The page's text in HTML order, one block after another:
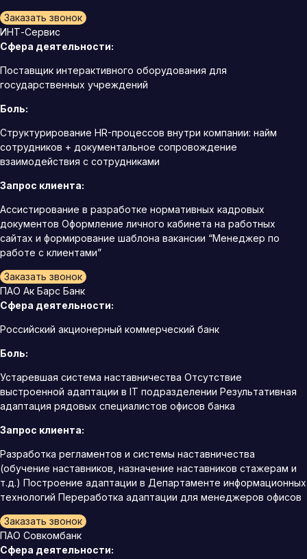
Заказать звонок
ИНТ-Сервис
Сфера деятельности:
Поставщик интерактивного оборудования для
государственных учреждений
Боль:
Структурирование HR-процессов внутри компании: найм
сотрудников + документальное сопровождение
взаимодействия с сотрудниками
Запрос клиента:
Ассистирование в разработке нормативных кадровых
документов Оформление личного кабинета на работных
сайтах и формирование шаблона вакансии “Менеджер по
работе с клиентами”
Заказать звонок
ПАО Ак Барс Банк
Сфера деятельности:
Российский акционерный коммерческий банк
Боль:
Устаревшая система наставничества Отсутствие
выстроенной адаптации в IT подразделении Результативная
адаптация рядовых специалистов офисов банка
Запрос клиента:
Разработка регламентов и системы наставничества
(обучение наставников, назначение наставников стажерам и
т.д.) Построение адаптации в Департаменте информационных
технологий Переработка адаптации для менеджеров офисов
Заказать звонок
ПАО Совкомбанк
Сфера деятельности: